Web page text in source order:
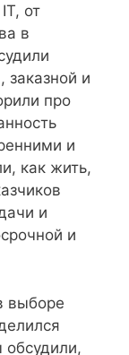
от
в
заказной и
про
и
как жить,
и
и
выборе